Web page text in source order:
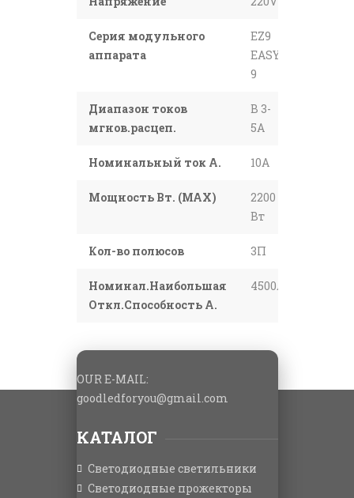
Серия модульного
аппарата
EZ9
EASY-
9
Диапазон токов
мгнов.расцеп.
В 3-
5А
Номинальный ток А. 10A
Мощность Вт. (МАХ)
2200
Вт
Кол-во полюсов 3П
Номинал.Наибольшая
Откл.Способность А.
4500А
OUR E-MAIL:
goodledforyou@gmail.cоm
КАТАЛОГ
Светодиодные светильники
Светодиодные прожекторы